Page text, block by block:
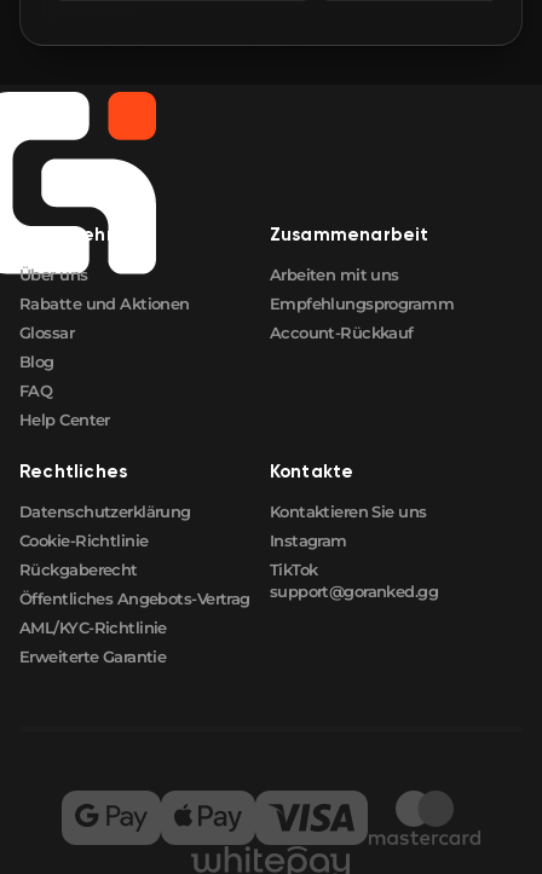
FN
Unternehmen
Über uns
Rabatte und Aktionen
Glossar
Blog
FAQ
Help Center
Zusammenarbeit
Arbeiten mit uns
Empfehlungsprogramm
Account-Rückkauf
Rechtliches
Datenschutzerklärung
Cookie-Richtlinie
Rückgaberecht
Öffentliches Angebots-Vertrag
AML/KYC-Richtlinie
Erweiterte Garantie
Kontakte
Kontaktieren Sie uns
Instagram
TikTok
support@goranked.gg